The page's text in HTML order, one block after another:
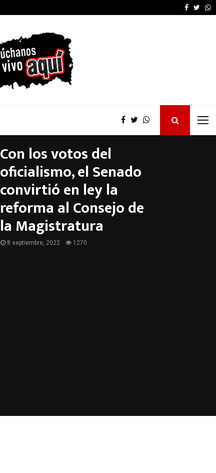
La provincia
Con los votos del
oficialismo, el Senado
convirtió en ley la
reforma al Consejo de
la Magistratura
8 septiembre, 2022 1270